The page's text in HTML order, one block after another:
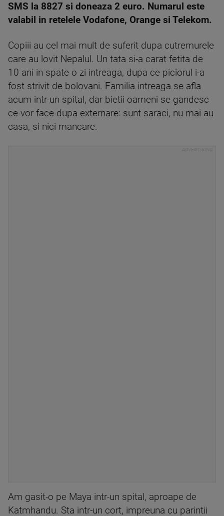
SMS la 8827 si doneaza 2 euro. Numarul este
valabil in retelele Vodafone, Orange si Telekom.
Copiii au cel mai mult de suferit dupa cutremurele
care au lovit Nepalul. Un tata si-a carat fetita de
10 ani in spate o zi intreaga, dupa ce piciorul i-a
fost strivit de bolovani. Familia intreaga se afla
acum intr-un spital, dar bietii oameni se gandesc
ce vor face dupa externare: sunt saraci, nu mai au
casa, si nici mancare.
Am gasit-o pe Maya intr-un spital, aproape de
Katmhandu. Sta intr-un cort, impreuna cu parintii